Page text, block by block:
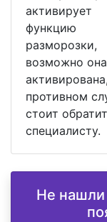
активирует
функцию
разморозки,
возможно она
противном
стоит
специалисту.
Не нашли